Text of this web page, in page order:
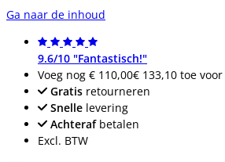
Ga naar de inhoud
9.6/10 "Fantastisch!"
Voeg nog € 110,00€ 133,10 toe voor
Gratis retourneren
Snelle levering
Achterafbetalen
Excl. BTW